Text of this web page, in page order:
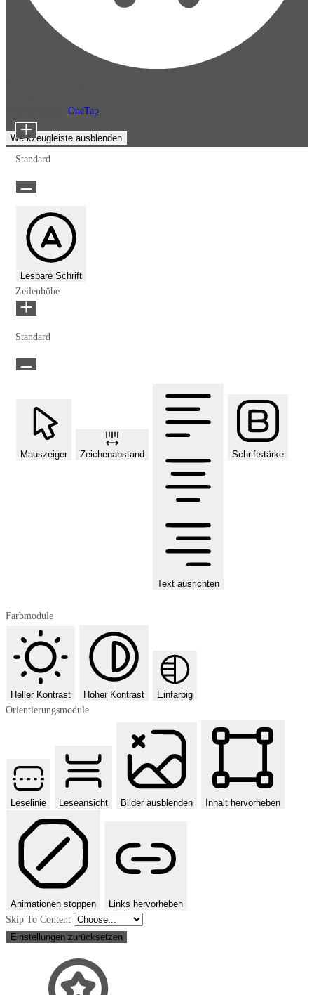
OneTap
Werkzeugleiste ausblenden
Standard
Lesbare Schrift
Zeilenhöhe
Standard
Mauszeiger Zeichenabstand
Text ausrichten
Schriftstärke
Farbmodule
Heller Kontrast Hoher Kontrast
Einfarbig
Orientierungsmodule
Leselinie Leseansicht Bilder ausblenden Inhalt hervorheben
Animationen stoppen
Links hervorheben
Skip To Content
Einstellungen zurücksetzen